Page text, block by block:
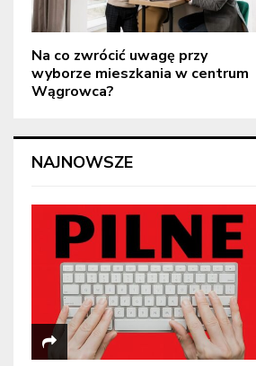
Na co zwrócić uwagę przy
wyborze mieszkania w centrum
Wągrowca?
NAJNOWSZE